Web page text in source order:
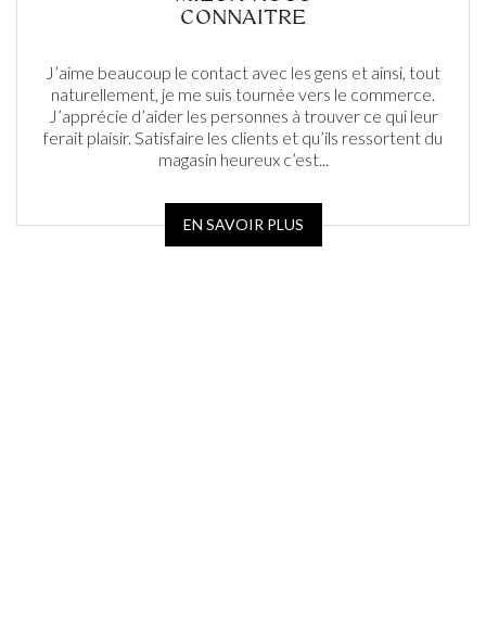
CONNAITRE
J’aime beaucoup le contact avec les gens et ainsi, tout
naturellement, je me suis tournée vers le commerce.
J’apprécie d’aider les personnes à trouver ce qui leur
ferait plaisir. Satisfaire les clients et qu’ils ressortent du
magasin heureux c’est...
EN SAVOIR PLUS